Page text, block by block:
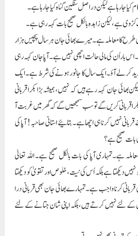
کیا جارہا ہے لیکن در اصل سنگین گناہ کیا جارہا ہے۔
کڑوی ہے ، لیکن زاہدہ بالکل صحیح بات کہہ رہی ہے۔
کا معاملہ ہے۔میرے بھائی جان ہر سال پچیس ہزار
اس بار اُن کی مالی حالت اچھی نہیں ہے۔آپا جان کہہ رہی
خرید کر لے آؤ۔ایک سال کا جانور ہونے کی شرط ہے۔ ایک
بھائی جان کہہ رہے ہیں کہ نہیں، ہمیشہ بڑا بکرا قربانی
کریں گے تو سب سمجھیں گے کہ گھر میں غربت آ
نہیں کرنا ہی اچھا ہے۔ بتائیے استانی صاحبہ ! آپا کی
صحیح ہے ؟
ہے۔تمہاری آپا کی بات بالکل صحیح ہے۔ اللہ تعالیٰ
دیکھتا ہے بلکہ اُس کی نیت، خلوص اور تقویٰ کو دیکھتا
کرنا واجب ہے۔تمہارے بھائی جان بھی قربانی درا
لئے نہیں کرتے ہیں،بلکہ اپنی شان جتانے کے لئے